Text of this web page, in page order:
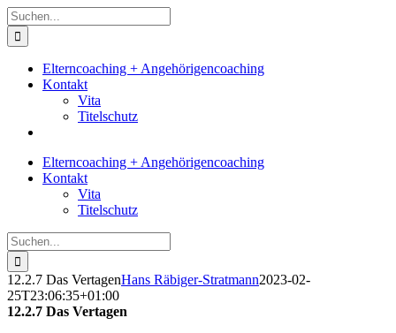
Zum
Inhalt
springen
Suche
nach:
Elterncoaching + Angehörigencoaching
Kontakt
Vita
Titelschutz
Elterncoaching + Angehörigencoaching
Kontakt
Vita
Titelschutz
Suche
nach:
12.2.7 Das VertagenHans Räbiger-Stratmann2023-02-
25T23:06:35+01:00
12.2.7 Das Vertagen